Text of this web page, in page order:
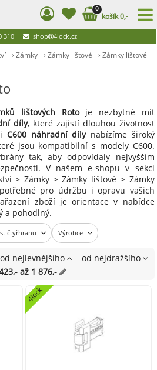
›Zámky ›Zámky lištové ›Zámky lištové
lištových Rotoje nezbytné mít
díly, které zajistí dlouhou životnost
C600 náhradní dílynabízíme široký
jsou kompatibilní s modely C600.
tak, aby odpovídaly nejvyšším
V našem e-shopu v sekci
> Zámky > Zámky lištové > Zámky
pro údržbu i opravu vašich
zboží je orientace v nabídce
a pohodlný.
čtyřhranu Výrobce
od nejlevnějšího
od nejdražšího
až 1 876,-
4lock
0
košík 0,-
310 shop 4lock.cz